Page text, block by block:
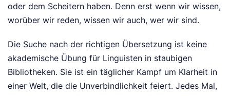
oder dem Scheitern haben. Denn erst wenn wir wissen,
worüber wir reden, wissen wir auch, wer wir sind.
Die Suche nach der richtigen Übersetzung ist keine
akademische Übung für Linguisten in staubigen
Bibliotheken. Sie ist ein täglicher Kampf um Klarheit in
einer Welt, die die Unverbindlichkeit feiert. Jedes Mal,